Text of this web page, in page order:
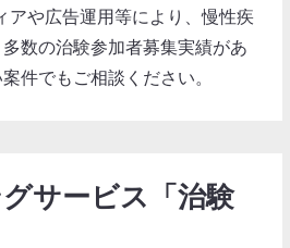
アや広告運用等により、慢性疾
数の治験参加者募集実績があ
件でもご相談ください。
サービス「治験